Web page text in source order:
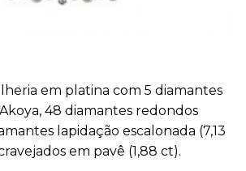
em platina com 5 diamantes
48 diamantes redondos
lapidação escalonada (7,13
em pavê (1,88 ct).